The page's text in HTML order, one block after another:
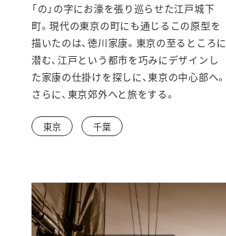
ィ
ン
ド
ウ
ま
す
「の」の字にお濠を張り巡らせた江戸城下
町。現代の東京の町にも通じるこの原型を
描いたのは、徳川家康。東京の至るところに
潜む、江戸という都市を巧みにデザインし
た家康の仕掛けを探しに、東京の中心部へ。
さらに、東京郊外へと旅をする。
東京 千葉